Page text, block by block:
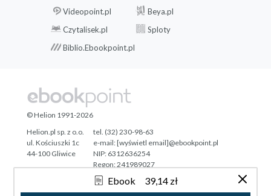
Ebook 39,14 zł
Videopoint.pl
Beya.pl
Czytalisek.pl
Sploty
Biblio.Ebookpoint.pl
Tonik.pl
© Helion 1991-2026
Helion.pl sp. z o.o.
ul. Kościuszki 1c
44-100 Gliwice
tel. (32) 230-98-63
e-mail:[wyświetl email]@ebookpoint.pl
NIP: 6312636254
Regon: 241989027